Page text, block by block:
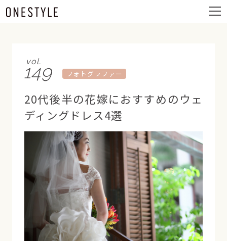
メ
ニ
ー
vol.
149 フォトグラファー
20代後半の花嫁におすすめのウェ
ディングドレス4選